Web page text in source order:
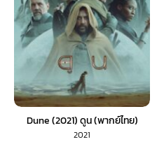
Dune (2021) ดูน (พากย์ไทย)
2021